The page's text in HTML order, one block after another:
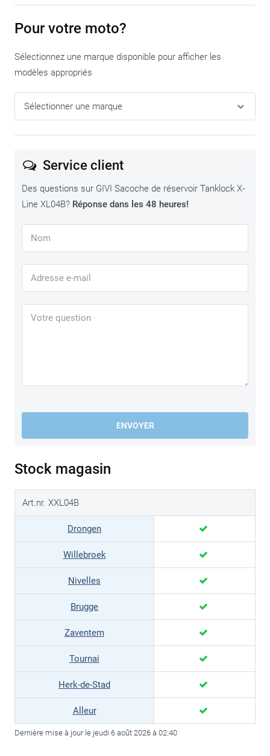
Pour votre moto?
Sélectionnez une marque disponible pour afficher les
modèles appropriés
Service client
Des questions sur GIVI Sacoche de réservoir Tanklock X-
Line XL04B? Réponse dans les 48 heures!
ENVOYER
Stock magasin
Art.nr. XXL04B
Drongen
Willebroek
Nivelles
Brugge
Zaventem
Tournai
Herk-de-Stad
Alleur
Dernière mise à jour le jeudi 6 août 2026 à 02:40